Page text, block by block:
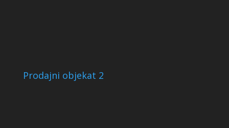
Prodajni objekat 2